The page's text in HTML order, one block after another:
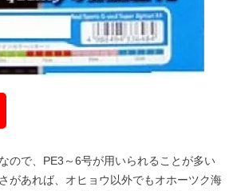
ので、PE3～6号が用いられることが多い
があれば、オヒョウ以外でもオホーツク海